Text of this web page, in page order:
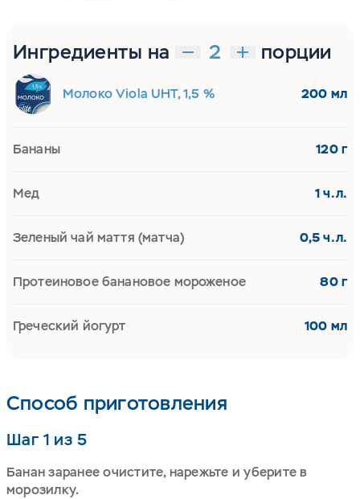
Способ приготовления
Шаг 1 из 5
Банан заранее очистите, нарежьте и уберите в
морозилку.
Ингредиенты на порции
Молоко Viola UHT, 1,5 % 200 мл
Бананы 120 г
Мед 1 ч.л.
Зеленый чай маття (матча) 0,5 ч.л.
Протеиновое банановое мороженое 80 г
Греческий йогурт 100 мл